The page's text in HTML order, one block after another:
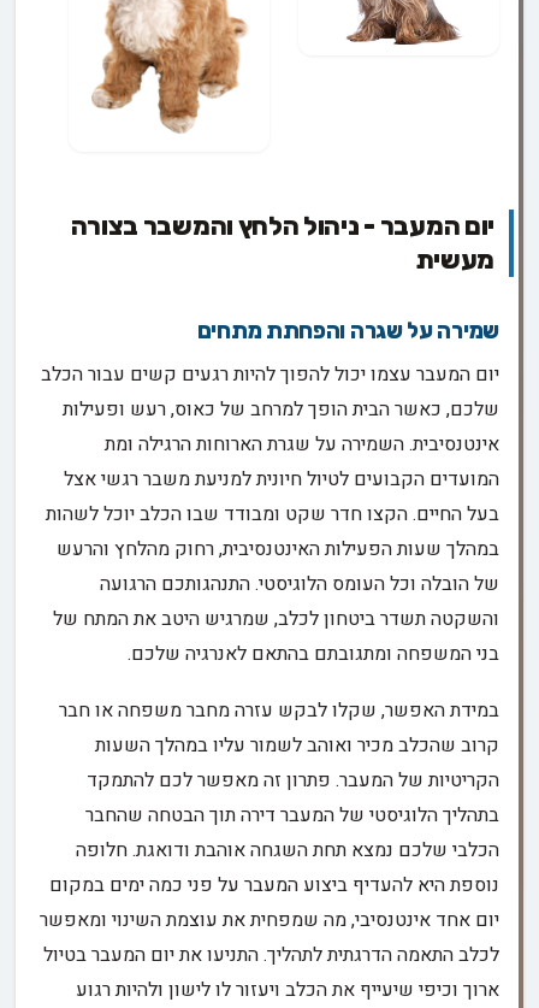
יום המעבר - ניהול הלחץ והמשבר בצורה
מעשית
שמירה על שגרה והפחתת מתחים
יום המעבר עצמו יכול להפוך להיות רגעים קשים עבור הכלב
שלכם, כאשר הבית הופך למרחב של כאוס, רעש ופעילות
אינטנסיבית. השמירה על שגרת הארוחות הרגילה ומת
המועדים הקבועים לטיול חיונית למניעת משבר רגשי אצל
בעל החיים. הקצו חדר שקט ומבודד שבו הכלב יוכל לשהות
במהלך שעות הפעילות האינטנסיבית, רחוק מהלחץ והרעש
של הובלה וכל העומס הלוגיסטי. התנהגותכם הרגועה
והשקטה תשדר ביטחון לכלב, שמרגיש היטב את המתח של
בני המשפחה ומתגובתם בהתאם לאנרגיה שלכם.
במידת האפשר, שקלו לבקש עזרה מחבר משפחה או חבר
קרוב שהכלב מכיר ואוהב לשמור עליו במהלך השעות
הקריטיות של המעבר. פתרון זה מאפשר לכם להתמקד
בתהליך הלוגיסטי של המעבר דירה תוך הבטחה שהחבר
הכלבי שלכם נמצא תחת השגחה אוהבת ודואגת. חלופה
נוספת היא להעדיף ביצוע המעבר על פני כמה ימים במקום
יום אחד אינטנסיבי, מה שמפחית את עוצמת השינוי ומאפשר
לכלב התאמה הדרגתית לתהליך. התניעו את יום המעבר בטיול
ארוך וכיפי שיעייף את הכלב ויעזור לו לישון ולהיות רגוע